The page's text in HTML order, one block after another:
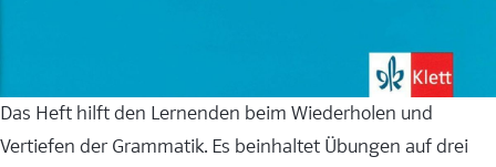
Das Heft hilft den Lernenden beim Wiederholen und
Vertiefen der Grammatik. Es beinhaltet Übungen auf drei